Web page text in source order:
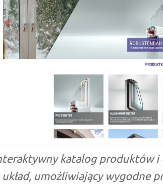
katalog produktów i
układ, umożliwiający wygodne